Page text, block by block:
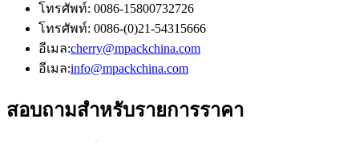
โทรศัพท์: 0086-15800732726
โทรศัพท์: 0086-(0)21-54315666
อีเมล:cherry@mpackchina.com
อีเมล:info@mpackchina.com
สอบถามสำหรับรายการราคา